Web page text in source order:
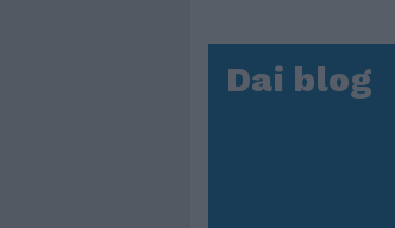
Dai blog